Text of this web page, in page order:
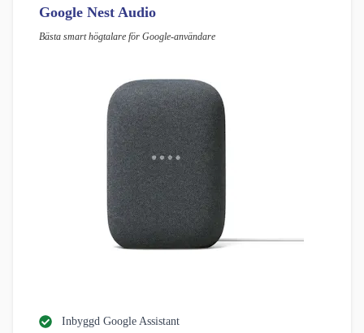
Google Nest Audio
Bästa smart högtalare för Google-användare
Inbyggd Google Assistant